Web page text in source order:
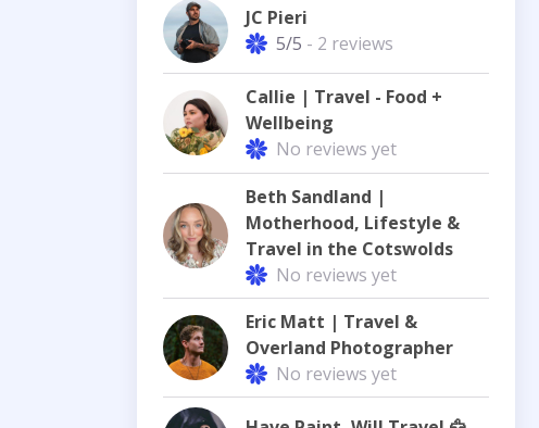
JC Pieri
5/5 - 2 reviews
Callie | Travel - Food +
Wellbeing
No reviews yet
Beth Sandland |
Motherhood, Lifestyle &
Travel in the Cotswolds
No reviews yet
Eric Matt | Travel &
Overland Photographer
No reviews yet